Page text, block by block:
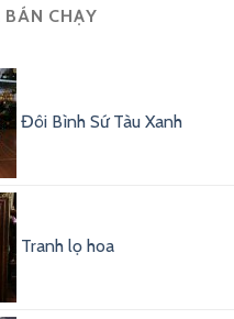
BÁN CHẠY
Đôi Bình Sứ Tàu Xanh
Tranh lọ hoa